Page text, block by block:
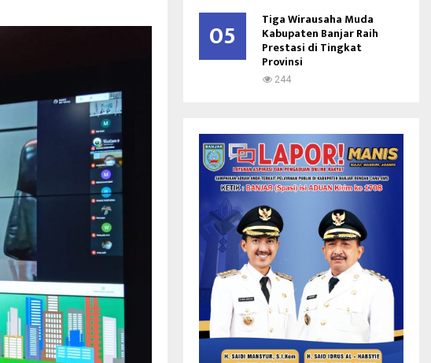
05 Tiga Wirausaha Muda
Kabupaten Banjar Raih
Prestasi di Tingkat
Provinsi
244